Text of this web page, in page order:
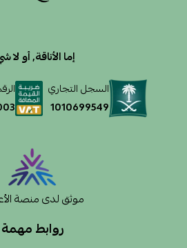
روابط مهمة
إما الأناقة, أو لا
السجل التجاري
1010699549
موثق لدى منصة